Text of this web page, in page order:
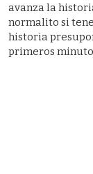
avanza la
normalito si
historia
primeros